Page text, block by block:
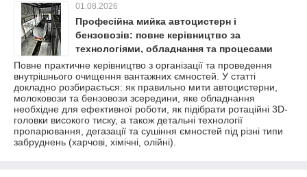
01.08.2026
Професійна мийка автоцистерн і
бензовозів: повне керівництво за
технологіями, обладнання та процесами
очищення
Повне практичне керівництво з організації та проведення
внутрішнього очищення вантажних ємностей. У статті
докладно розбирається: як правильно мити автоцистерни,
молоковози та бензовози зсередини, яке обладнання
необхідне для ефективної роботи, як підібрати ротаційні 3D-
головки високого тиску, а також детальні технології
пропарювання, дегазації та сушіння ємностей під різні типи
забруднень (харчові, хімічні, олійні).